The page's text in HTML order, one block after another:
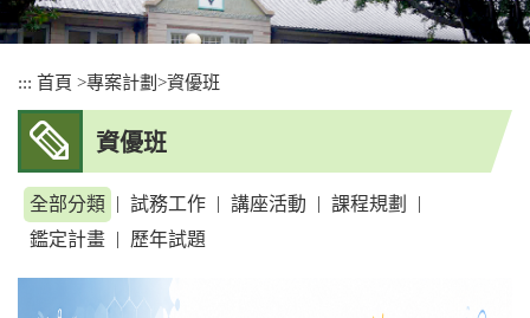
區
塊
::: 首頁 >專案計劃 >資優班
資優班
全部分類 | 試務工作 | 講座活動 | 課程規劃
|
鑑定計畫 | 歷年試題